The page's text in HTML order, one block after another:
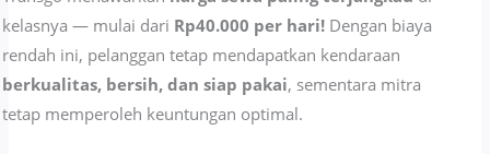
kelasnya — mulai dari Rp40.000 per hari! Dengan biaya
rendah ini, pelanggan tetap mendapatkan kendaraan
berkualitas, bersih, dan siap pakai, sementara mitra
tetap memperoleh keuntungan optimal.